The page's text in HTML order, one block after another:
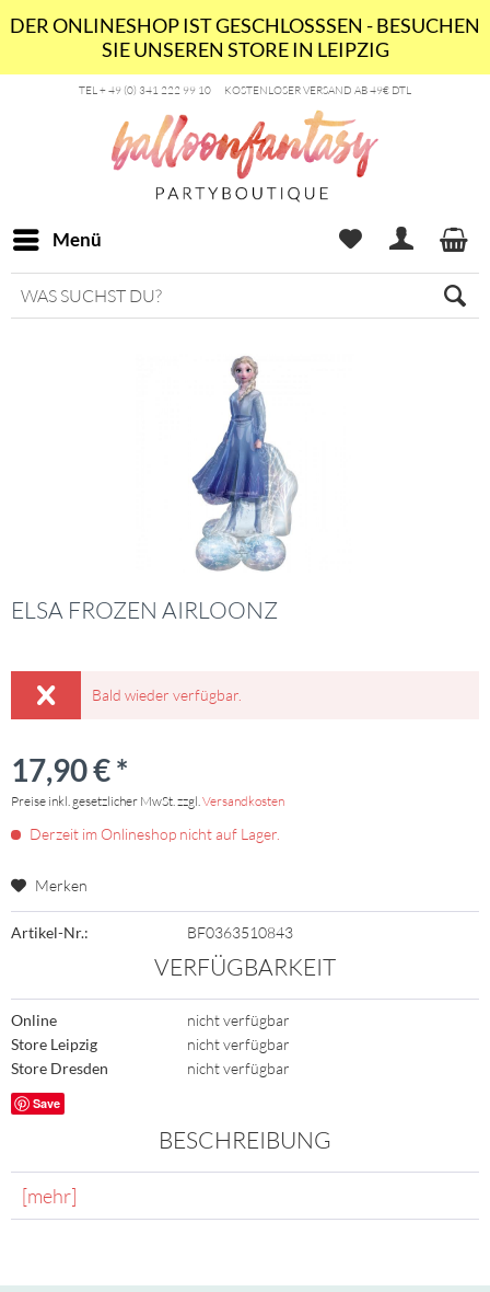
DER ONLINESHOP IST GESCHLOSSSEN - BESUCHEN
SIE UNSEREN STORE IN LEIPZIG
TEL + 49 (0) 341 222 99 10 KOSTENLOSER VERSAND AB 49€ DTL
Menü
ELSA FROZEN AIRLOONZ
Bald wieder verfügbar.
17,90 € *
Preise inkl. gesetzlicher MwSt. zzgl.Versandkosten
Derzeit im Onlineshop nicht auf Lager.
Merken
Artikel-Nr.: BF0363510843
VERFÜGBARKEIT
Online
nicht verfügbar
Store Leipzig
nicht verfügbar
Store Dresden
nicht verfügbar
Save
BESCHREIBUNG
[mehr]